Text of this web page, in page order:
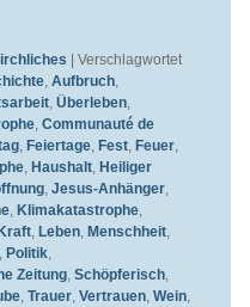
Verschlagwortet
, Aufbruch,
, Überleben,
, Communauté de
, Feiertage, Fest, Feuer,
, Haushalt, Heiliger
, Jesus-Anhänger,
, Klimakatastrophe,
Kraft, Leben, Menschheit,
Politik,
Zeitung, Schöpferisch,
, Trauer, Vertrauen, Wein,